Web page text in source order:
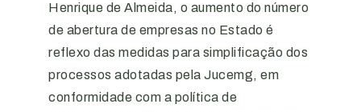
Henrique de Almeida, o aumento do número
de abertura de empresas no Estado é
reflexo das medidas para simplificação dos
processos adotadas pela Jucemg, em
conformidade com a política de